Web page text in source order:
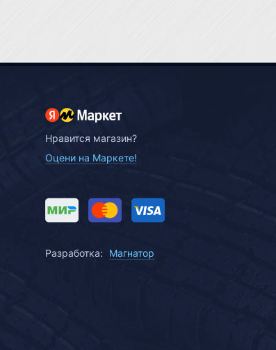
Нравится магазин?
Оцени на Маркете!
Разработка: Магнатор